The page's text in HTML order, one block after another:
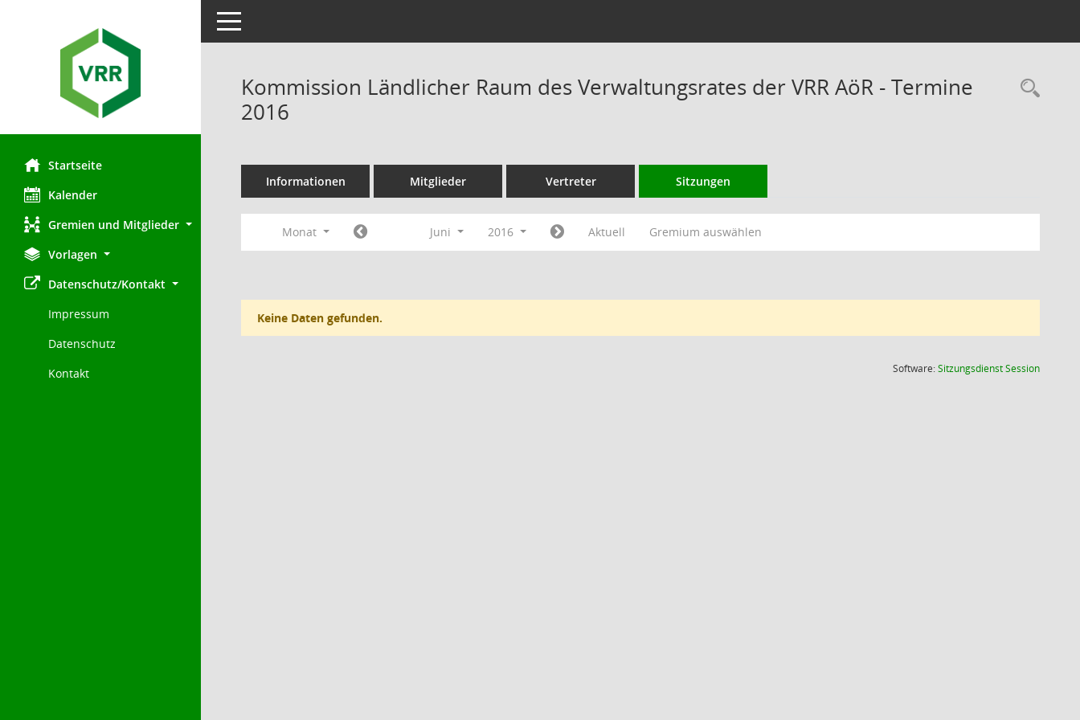
Startseite
Kalender
Gremien und Mitglieder
Vorlagen
Datenschutz/Kontakt
Impressum
Datenschutz
Kontakt
Toggle navigation
Kommission Ländlicher Raum des Verwaltungsrates der VRR AöR - Termine
2016
Informationen Mitglieder Vertreter Sitzungen
Monat Juni 2016 Aktuell Gremium auswählen
Keine Daten gefunden.
Software:SitzungsdienstSession(Wird in